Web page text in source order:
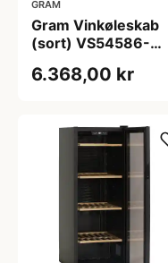
GRAM
Gram Vinkøleskab
(sort) VS54586-
6.368,00 kr